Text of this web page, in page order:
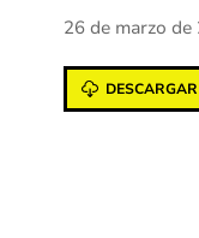
26 de marzo de